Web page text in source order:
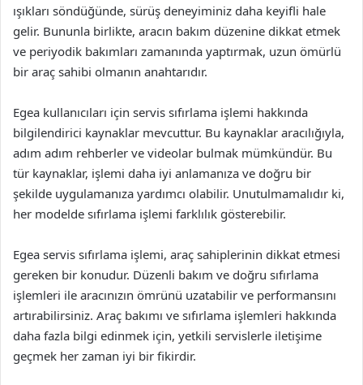
ışıkları söndüğünde, sürüş deneyiminiz daha keyifli hale
gelir. Bununla birlikte, aracın bakım düzenine dikkat etmek
ve periyodik bakımları zamanında yaptırmak, uzun ömürlü
bir araç sahibi olmanın anahtarıdır.
Egea kullanıcıları için servis sıfırlama işlemi hakkında
bilgilendirici kaynaklar mevcuttur. Bu kaynaklar aracılığıyla,
adım adım rehberler ve videolar bulmak mümkündür. Bu
tür kaynaklar, işlemi daha iyi anlamanıza ve doğru bir
şekilde uygulamanıza yardımcı olabilir. Unutulmamalıdır ki,
her modelde sıfırlama işlemi farklılık gösterebilir.
Egea servis sıfırlama işlemi, araç sahiplerinin dikkat etmesi
gereken bir konudur. Düzenli bakım ve doğru sıfırlama
işlemleri ile aracınızın ömrünü uzatabilir ve performansını
artırabilirsiniz. Araç bakımı ve sıfırlama işlemleri hakkında
daha fazla bilgi edinmek için, yetkili servislerle iletişime
geçmek her zaman iyi bir fikirdir.